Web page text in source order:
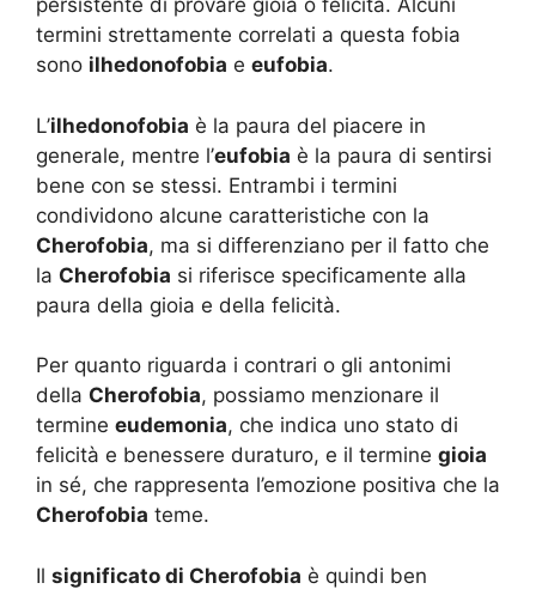
persistente di provare gioia o felicità. Alcuni
termini strettamente correlati a questa fobia
sono ilhedonofobia e eufobia.
L’ilhedonofobia è la paura del piacere in
generale, mentre l’eufobia è la paura di sentirsi
bene con se stessi. Entrambi i termini
condividono alcune caratteristiche con la
Cherofobia, ma si differenziano per il fatto che
la Cherofobia si riferisce specificamente alla
paura della gioia e della felicità.
Per quanto riguarda i contrari o gli antonimi
della Cherofobia, possiamo menzionare il
termine eudemonia, che indica uno stato di
felicità e benessere duraturo, e il termine gioia
in sé, che rappresenta l’emozione positiva che la
Cherofobia teme.
Il significato di Cherofobia è quindi ben